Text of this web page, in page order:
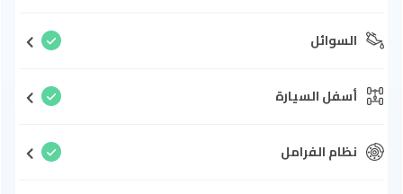
السوائل
أسفل السيارة
نظام الفرامل